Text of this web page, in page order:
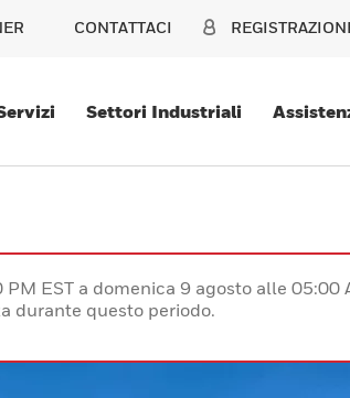
CONTATTACI
Settori Industriali
EST a domenica 9 agosto alle 05:00
durante questo periodo.